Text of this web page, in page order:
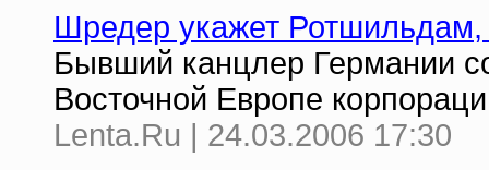
Шредер укажет Ротшильдам,
Бывший канцлер Германии
Восточной Европе
Lenta.Ru | 24.03.2006 17:30